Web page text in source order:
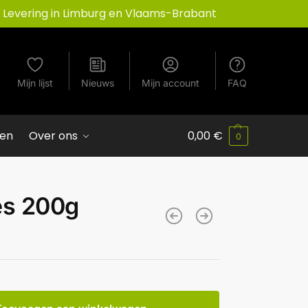
Levering in Limburg en Vlaams-Brabant
Mijn lijst Nieuws Mijn account FAQ
Over ons 0,00 € 0
200g